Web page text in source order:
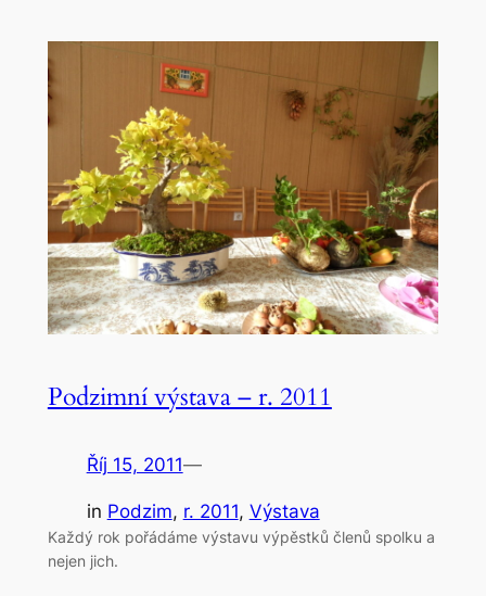
Podzimní výstava – r. 2011
Říj 15, 2011—
in Podzim, r. 2011, Výstava
Každý rok pořádáme výstavu výpěstků členů spolku a
nejen jich.